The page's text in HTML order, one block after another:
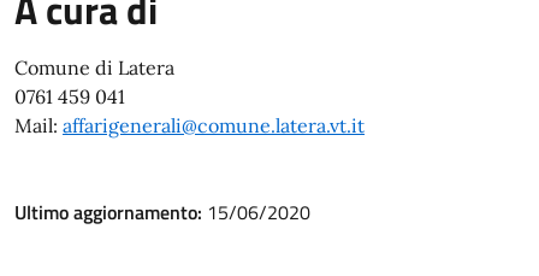
Comune di Latera
0761 459 041
Mail: affarigenerali@comune.latera.vt.it
Ultimo aggiornamento: 15/06/2020